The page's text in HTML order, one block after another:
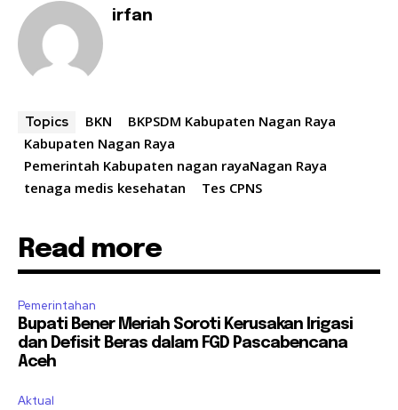
irfan
Topics BKN
BKPSDM Kabupaten Nagan Raya
Kabupaten Nagan Raya
Pemerintah Kabupaten nagan rayaNagan Raya
tenaga medis kesehatan
Tes CPNS
Read more
Pemerintahan
Bupati Bener Meriah Soroti Kerusakan Irigasi
dan Defisit Beras dalam FGD Pascabencana
Aceh
Aktual